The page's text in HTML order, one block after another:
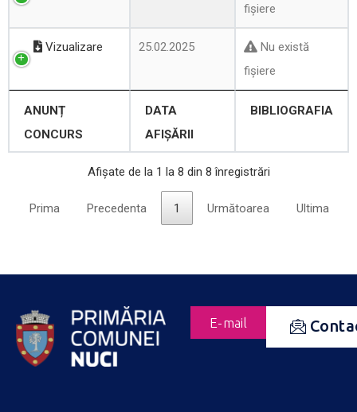
fișiere
Vizualizare 25.02.2025
Nu există
fișiere
ANUNȚ
CONCURS
DATA
AFIȘĂRII
BIBLIOGRAFIA
Afișate de la 1 la 8 din 8 înregistrări
Prima Precedenta 1 Următoarea Ultima
E-mail